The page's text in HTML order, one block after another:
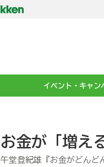
イベント・キャン
お金が「増え
午堂登紀雄『お金がどん